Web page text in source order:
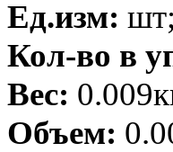
Ед.изм: шт;
Кол-во в
Вес:
Объем: